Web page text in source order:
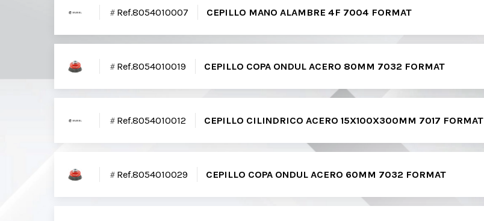
Ref.8054010007 CEPILLO MANO ALAMBRE 4F 7004 FORMAT
Ref.8054010019 CEPILLO COPA ONDUL ACERO 80MM 7032 FORMAT
Ref.8054010012 CEPILLO CILINDRICO ACERO 15X100X300MM 7017 FORMAT
Ref.8054010029 CEPILLO COPA ONDUL ACERO 60MM 7032 FORMAT